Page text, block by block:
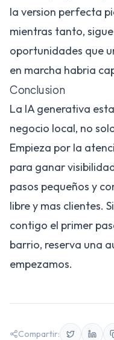
la version perfecta
mientras tanto,
oportunidades que
en marcha habria
Conclusion
La IA generativa
negocio local, no
Empieza por la
para ganar
pasos pequeños y
libre y mas clientes.
contigo el primer
barrio, reserva una
empezamos.
Compartir: